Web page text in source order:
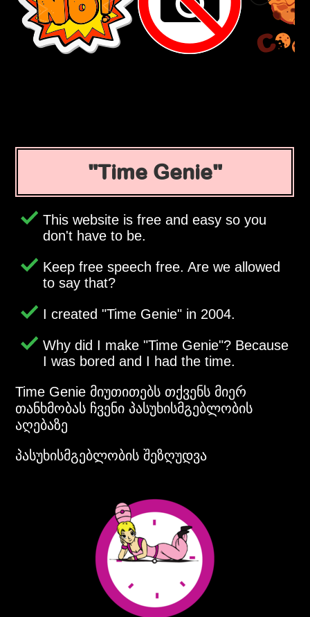
Time Genie
This website is free and easy so you
don't have to be.
Keep free speech free. Are we allowed
to say that?
I created Time Genie in 2004.
Why did I make Time Genie ? Because
I was bored and I had the time.
Time Genie მიუთითებს თქვენს მიერ
თანხმობას ჩვენი პასუხისმგებლობის
აღებაზე
პასუხისმგებლობის შეზღუდვა